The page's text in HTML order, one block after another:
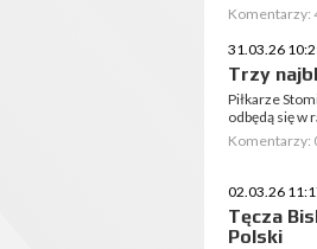
Komentarzy:
31.03.26
Trzy
Piłkarze
odbędą się w
Komentarzy:
02.03.26
Tęcza
Polski